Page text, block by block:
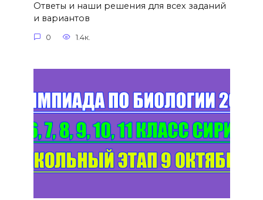
Ответы и наши решения для всех заданий
и вариантов
0 1.4к.